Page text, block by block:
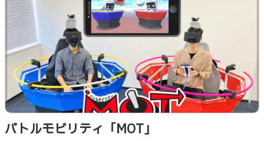
バトルモビリティ「MOT」